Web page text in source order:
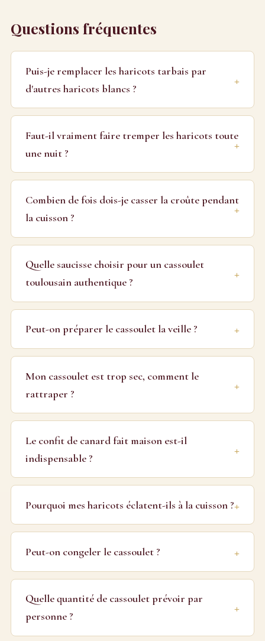
Questions fréquentes
Puis-je remplacer les haricots tarbais par
d'autres haricots blancs ?
Faut-il vraiment faire tremper les haricots toute
une nuit ?
Combien de fois dois-je casser la croûte pendant
la cuisson ?
Quelle saucisse choisir pour un cassoulet
toulousain authentique ?
Peut-on préparer le cassoulet la veille ?
Mon cassoulet est trop sec, comment le
rattraper ?
Le confit de canard fait maison est-il
indispensable ?
Pourquoi mes haricots éclatent-ils à la cuisson ?
Peut-on congeler le cassoulet ?
Quelle quantité de cassoulet prévoir par
personne ?